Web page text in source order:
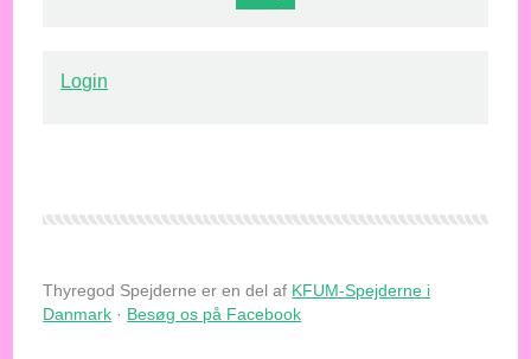
Login
Thyregod Spejderne er en del af KFUM-Spejderne i
Danmark · Besøg os på Facebook